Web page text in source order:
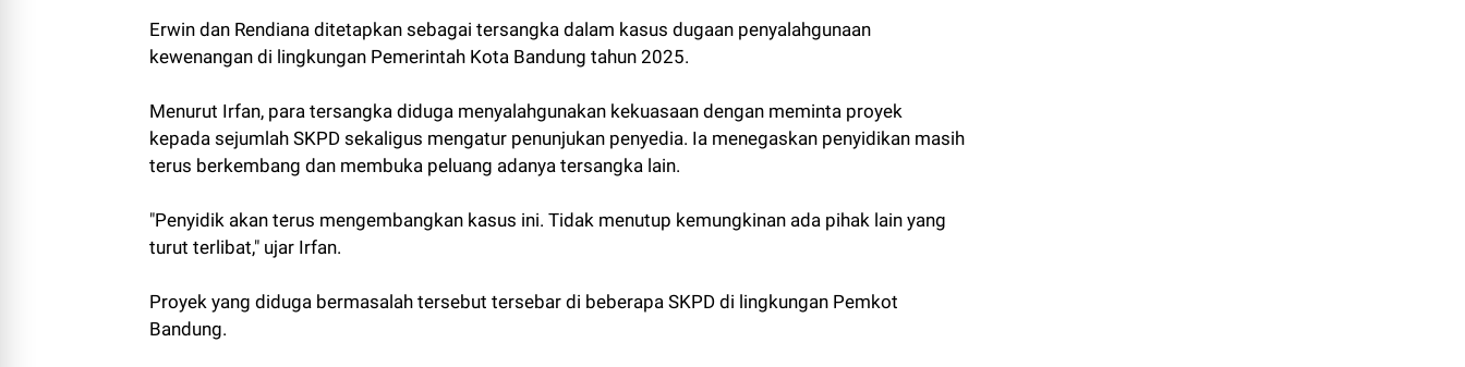
Erwin dan Rendiana ditetapkan sebagai tersangka dalam kasus dugaan penyalahgunaan
kewenangan di lingkungan Pemerintah Kota Bandung tahun 2025.
Menurut Irfan, para tersangka diduga menyalahgunakan kekuasaan dengan meminta proyek
kepada sejumlah SKPD sekaligus mengatur penunjukan penyedia. Ia menegaskan penyidikan masih
terus berkembang dan membuka peluang adanya tersangka lain.
"Penyidik akan terus mengembangkan kasus ini. Tidak menutup kemungkinan ada pihak lain yang
turut terlibat," ujar Irfan.
Proyek yang diduga bermasalah tersebut tersebar di beberapa SKPD di lingkungan Pemkot
Bandung.